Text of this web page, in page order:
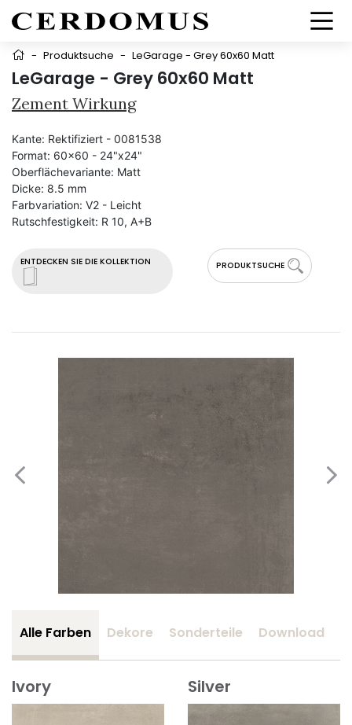
- Produktsuche - LeGarage - Grey 60x60 Matt
LeGarage - Grey 60x60 Matt
Zement Wirkung
ENTDECKEN SIE DIE KOLLEKTION PRODUKTSUCHE
Kante: Rektifiziert - 0081538
Format: 60x60 - 24"x24"
Oberflächevariante: Matt
Dicke: 8.5 mm
Farbvariation: V2 - Leicht
Rutschfestigkeit: R 10, A+B
Alle Farben Dekore Sonderteile Download
Ivory Silver